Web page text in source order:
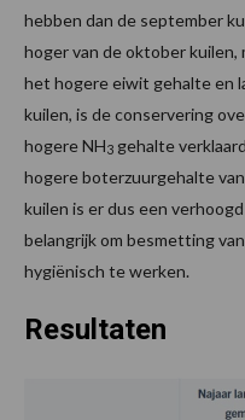
hebben dan de september
hoger van de oktober kuilen,
het hogere eiwit gehalte en
kuilen, is de conservering
hogere NH3 gehalte
hogere boterzuurgehalte
kuilen is er dus een
belangrijk om besmetting
hygiënisch te werken.
Resultaten